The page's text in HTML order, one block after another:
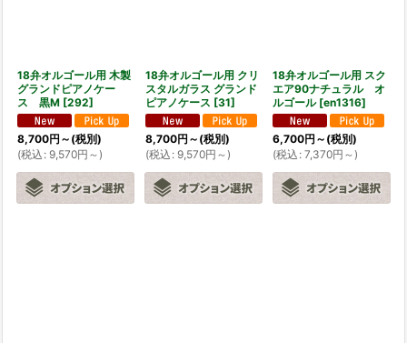
18弁オルゴール用 木製
グランドピアノケー
ス 黒M [292]
8,700円 ～ (税別)
(税込 : 9,570円 ～)
18弁オルゴール用 クリ
スタルガラス グランド
ピアノケース [31]
8,700円 ～ (税別)
(税込 : 9,570円 ～)
18弁オルゴール用 スク
エア90ナチュラル オ
ルゴール [en1316]
6,700円 ～ (税別)
(税込 : 7,370円 ～)